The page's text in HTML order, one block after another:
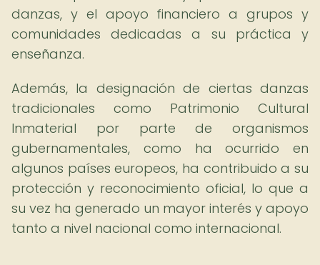
danzas, y el apoyo financiero a grupos y
comunidades dedicadas a su práctica y
enseñanza.
Además, la designación de ciertas danzas
tradicionales como Patrimonio Cultural
Inmaterial por parte de organismos
gubernamentales, como ha ocurrido en
algunos países europeos, ha contribuido a su
protección y reconocimiento oficial, lo que a
su vez ha generado un mayor interés y apoyo
tanto a nivel nacional como internacional.